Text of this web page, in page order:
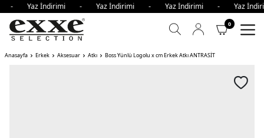
- Yaz İndirimi - Yaz İndirimi - Yaz İndirimi -
0
Anasayfa Erkek Aksesuar Atkı Boss Yünlü Logolu x cm Erkek Atkı ANTRASİT